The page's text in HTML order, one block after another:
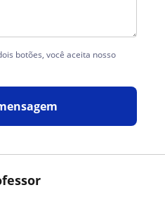
botões, você aceita nosso